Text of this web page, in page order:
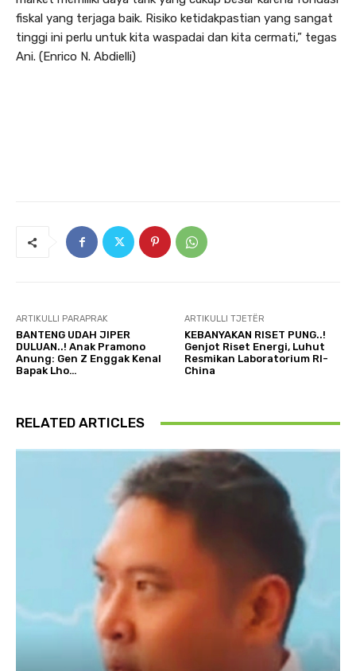
fiskal yang terjaga baik. Risiko ketidakpastian yang sangat
tinggi ini perlu untuk kita waspadai dan kita cermati,” tegas
Ani. (Enrico N. Abdielli)
ARTIKULLI PARAPRAK
BANTENG UDAH JIPER
DULUAN..! Anak Pramono
Anung: Gen Z Enggak Kenal
Bapak Lho…
ARTIKULLI TJETËR
KEBANYAKAN RISET PUNG..!
Genjot Riset Energi, Luhut
Resmikan Laboratorium RI-
China
RELATED ARTICLES